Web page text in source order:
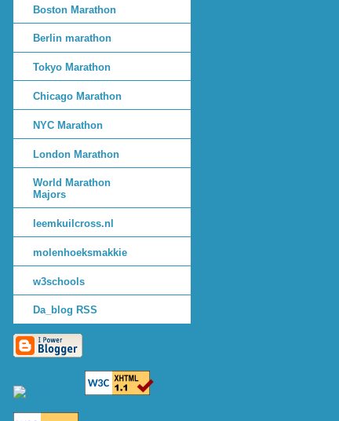
Boston Marathon
Berlin marathon
Tokyo Marathon
Chicago Marathon
NYC Marathon
London Marathon
World Marathon
Majors
leemkuilcross.nl
molenhoeksmakkie
w3schools
Da_blog RSS